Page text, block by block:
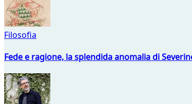
Filosofia
Fede e ragione, la splendida anomalia di